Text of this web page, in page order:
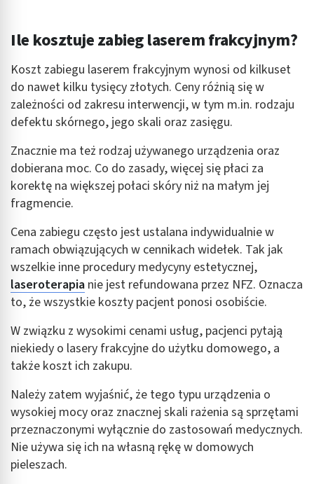
Ile kosztuje zabieg laserem frakcyjnym?
Koszt zabiegu laserem frakcyjnym wynosi od kilkuset
do nawet kilku tysięcy złotych. Ceny różnią się w
zależności od zakresu interwencji, w tym m.in. rodzaju
defektu skórnego, jego skali oraz zasięgu.
Znacznie ma też rodzaj używanego urządzenia oraz
dobierana moc. Co do zasady, więcej się płaci za
korektę na większej połaci skóry niż na małym jej
fragmencie.
Cena zabiegu często jest ustalana indywidualnie w
ramach obwiązujących w cennikach widełek. Tak jak
wszelkie inne procedury medycyny estetycznej,
laseroterapia nie jest refundowana przez NFZ. Oznacza
to, że wszystkie koszty pacjent ponosi osobiście.
W związku z wysokimi cenami usług, pacjenci pytają
niekiedy o lasery frakcyjne do użytku domowego, a
także koszt ich zakupu.
Należy zatem wyjaśnić, że tego typu urządzenia o
wysokiej mocy oraz znacznej skali rażenia są sprzętami
przeznaczonymi wyłącznie do zastosowań medycznych.
Nie używa się ich na własną rękę w domowych
pieleszach.